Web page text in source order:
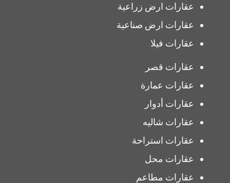
عقارات ارض زراعية
عقارات ارض صناعية
عقارات فيلا
عقارات قصر
عقارات عمارة
عقارات أدوار
عقارات شاليه
عقارات استراحة
عقارات محل
عقارات مطاعم